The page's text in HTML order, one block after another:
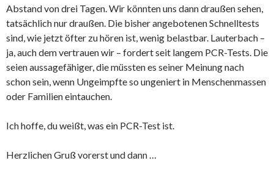
Abstand von drei Tagen. Wir könnten uns dann draußen sehen,
tatsächlich nur draußen. Die bisher angebotenen Schnelltests
sind, wie jetzt öfter zu hören ist, wenig belastbar. Lauterbach –
ja, auch dem vertrauen wir – fordert seit langem PCR-Tests. Die
seien aussagefähiger, die müssten es seiner Meinung nach
schon sein, wenn Ungeimpfte so ungeniert in Menschenmassen
oder Familien eintauchen.
Ich hoffe, du weißt, was ein PCR-Test ist.
Herzlichen Gruß vorerst und dann …